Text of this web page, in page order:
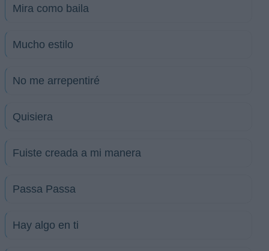
Mira como baila
Mucho estilo
No me arrepentiré
Quisiera
Fuiste creada a mi manera
Passa Passa
Hay algo en ti